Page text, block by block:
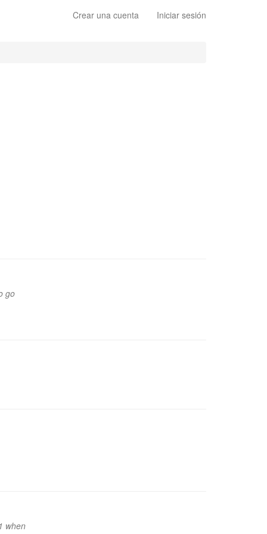
Crear una cuenta Iniciar sesión
go
when